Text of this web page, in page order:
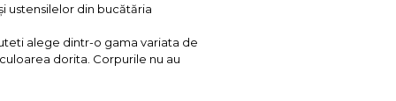
ustensilelor din bucătăria
alege dintr-o gama variata de
dorita. Corpurile nu au